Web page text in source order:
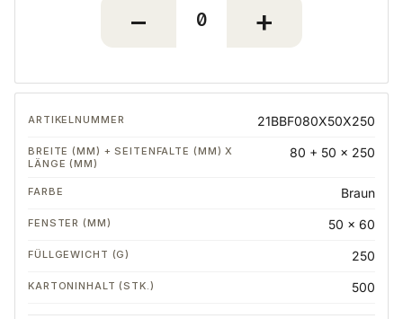
21BBF080X50X250
80 + 50 x 250
Braun
50 x 60
250
500